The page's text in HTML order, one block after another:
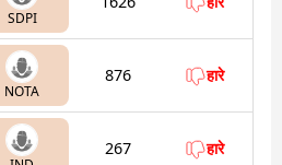
SDPI
NOTA
876 हारे
267 हारे